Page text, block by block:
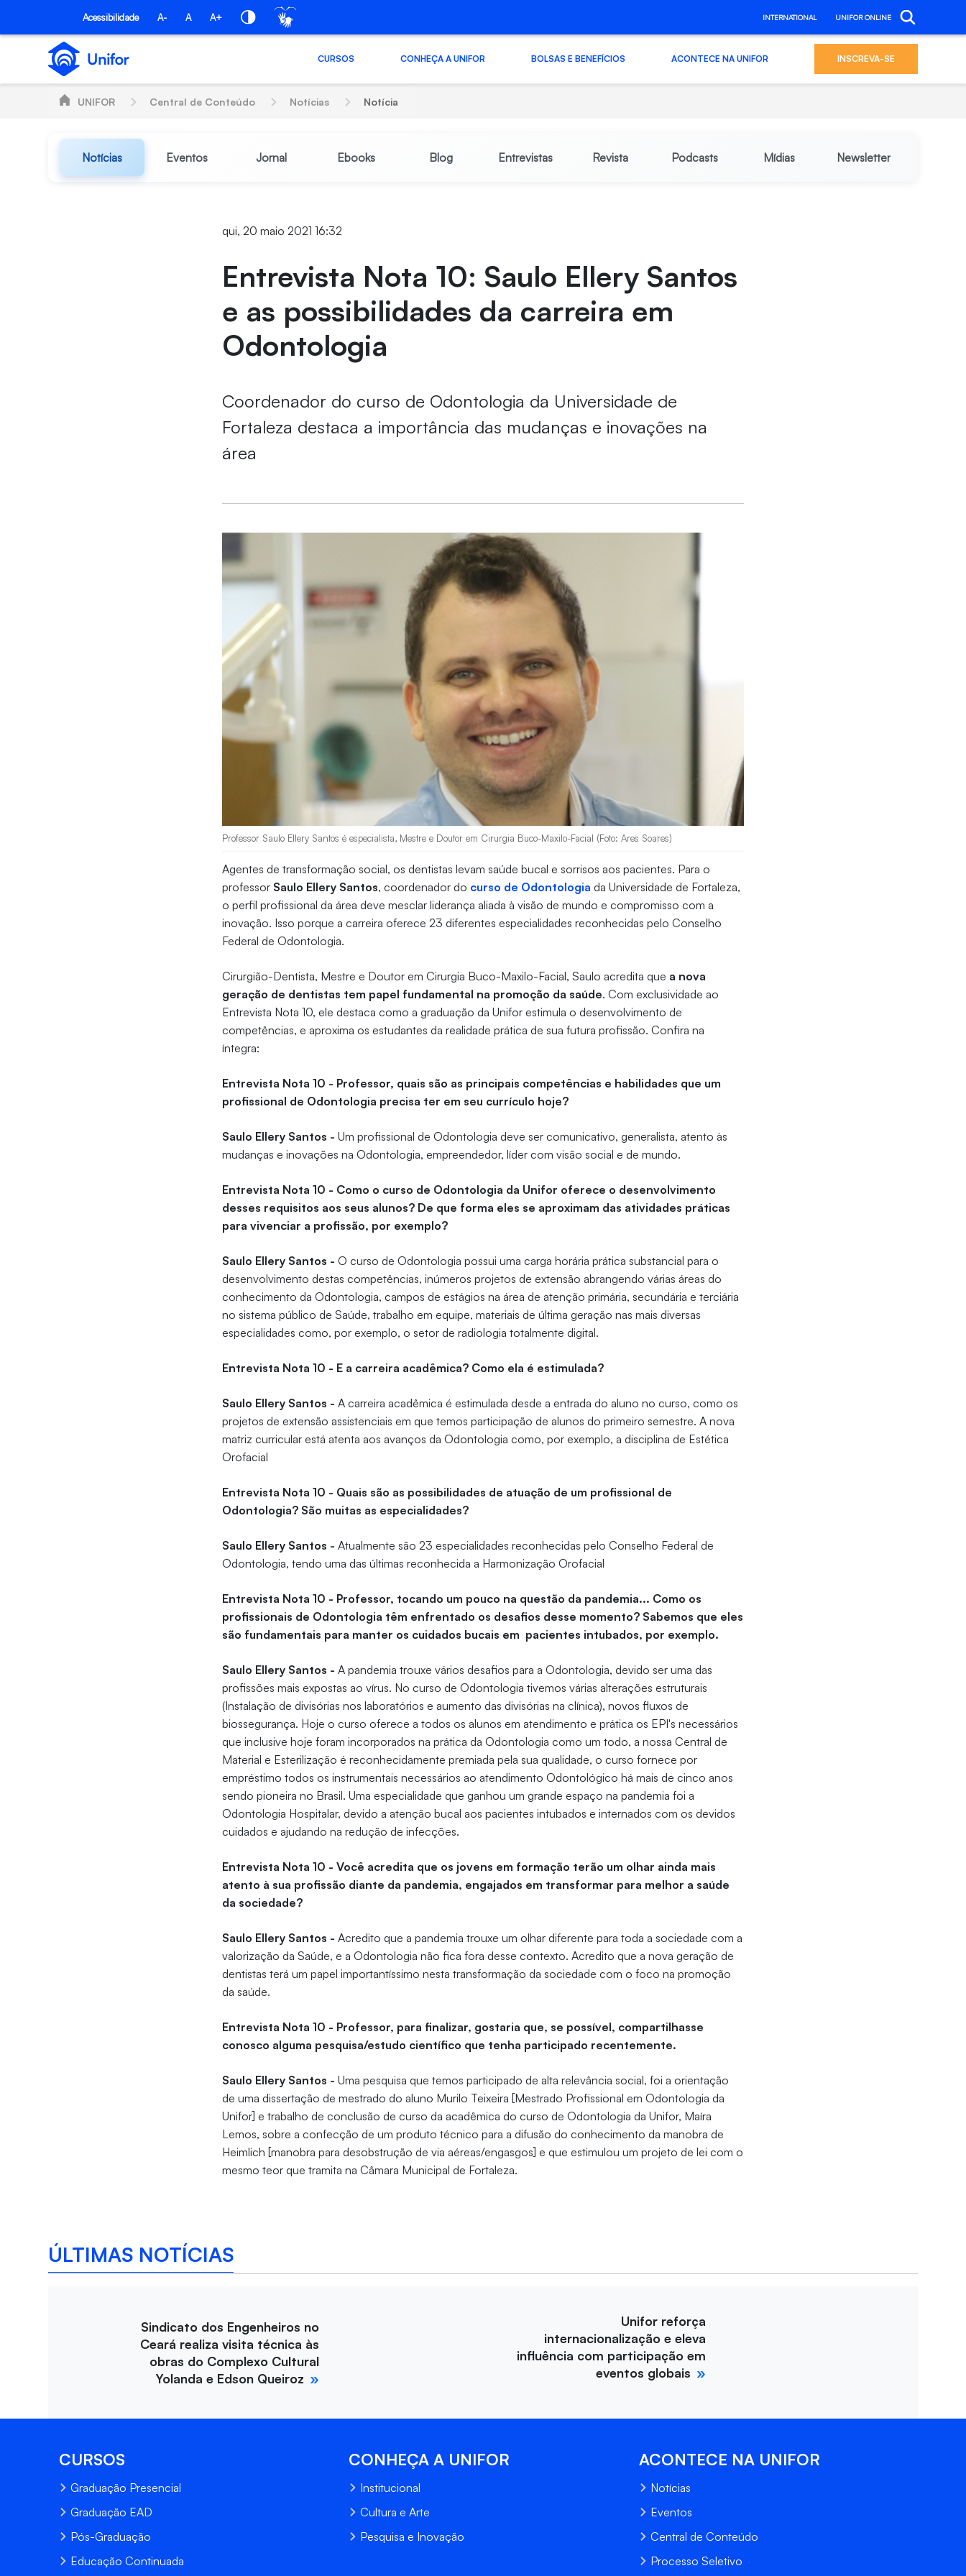
Pular para o Conteúdo principal
Acessibilidade A- A A+ INTERNATIONAL UNIFOR ONLINE
CURSOS CONHEÇA A UNIFOR BOLSAS E BENEFÍCIOS ACONTECE NA UNIFOR INSCREVA-SE
UNIFOR Central de Conteúdo Notícias Notícia
Notícias Eventos Jornal Ebooks Blog Entrevistas Revista Podcasts Mídias Newsletter
qui, 20 maio 2021 16:32
Entrevista Nota 10: Saulo Ellery Santos
e as possibilidades da carreira em
Odontologia
Coordenador do curso de Odontologia da Universidade de
Fortaleza destaca a importância das mudanças e inovações na
área
Professor Saulo Ellery Santos é especialista, Mestre e Doutor em Cirurgia Buco-Maxilo-Facial (Foto: Ares Soares)
Agentes de transformação social, os dentistas levam saúde bucal e sorrisos aos pacientes. Para o
professor Saulo Ellery Santos, coordenador do curso de Odontologia da Universidade de Fortaleza,
o perfil profissional da área deve mesclar liderança aliada à visão de mundo e compromisso com a
inovação. Isso porque a carreira oferece 23 diferentes especialidades reconhecidas pelo Conselho
Federal de Odontologia.
Cirurgião-Dentista, Mestre e Doutor em Cirurgia Buco-Maxilo-Facial, Saulo acredita que a nova
geração de dentistas tem papel fundamental na promoção da saúde. Com exclusividade ao
Entrevista Nota 10, ele destaca como a graduação da Unifor estimula o desenvolvimento de
competências, e aproxima os estudantes da realidade prática de sua futura profissão. Confira na
íntegra:
Entrevista Nota 10 - Professor, quais são as principais competências e habilidades que um
profissional de Odontologia precisa ter em seu currículo hoje?
Saulo Ellery Santos -Um profissional de Odontologia deve ser comunicativo, generalista, atento às
mudanças e inovações na Odontologia, empreendedor, líder com visão social e de mundo.
Entrevista Nota 10 - Como o curso de Odontologia da Unifor oferece o desenvolvimento
desses requisitos aos seus alunos? De que forma eles se aproximam das atividades práticas
para vivenciar a profissão, por exemplo?
Saulo Ellery Santos -O curso de Odontologia possui uma carga horária prática substancial para o
desenvolvimento destas competências, inúmeros projetos de extensão abrangendo várias áreas do
conhecimento da Odontologia, campos de estágios na área de atenção primária, secundária e terciária
no sistema público de Saúde, trabalho em equipe, materiais de última geração nas mais diversas
especialidades como, por exemplo, o setor de radiologia totalmente digital.
Entrevista Nota 10 - E a carreira acadêmica? Como ela é estimulada?
Saulo Ellery Santos - A carreira acadêmica é estimulada desde a entrada do aluno no curso, como os
projetos de extensão assistenciais em que temos participação de alunos do primeiro semestre. A nova
matriz curricular está atenta aos avanços da Odontologia como, por exemplo, a disciplina de Estética
Orofacial
Entrevista Nota 10 - Quais são as possibilidades de atuação de um profissional de
Odontologia? São muitas as especialidades?
Saulo Ellery Santos - Atualmente são 23 especialidades reconhecidas pelo Conselho Federal de
Odontologia, tendo uma das últimas reconhecida a Harmonização Orofacial
Entrevista Nota 10 - Professor, tocando um pouco na questão da pandemia... Como os
profissionais de Odontologia têm enfrentado os desafios desse momento? Sabemos que eles
são fundamentais para manter os cuidados bucais em pacientes intubados, por exemplo.
Saulo Ellery Santos -A pandemia trouxe vários desafios para a Odontologia, devido ser uma das
profissões mais expostas ao vírus. No curso de Odontologia tivemos várias alterações estruturais
(Instalação de divisórias nos laboratórios e aumento das divisórias na clínica), novos fluxos de
biossegurança. Hoje o curso oferece a todos os alunos em atendimento e prática os EPI's necessários
que inclusive hoje foram incorporados na prática da Odontologia como um todo, a nossa Central de
Material e Esterilização é reconhecidamente premiada pela sua qualidade, o curso fornece por
empréstimo todos os instrumentais necessários ao atendimento Odontológico há mais de cinco anos
sendo pioneira no Brasil. Uma especialidade que ganhou um grande espaço na pandemia foi a
Odontologia Hospitalar, devido a atenção bucal aos pacientes intubados e internados com os devidos
cuidados e ajudando na redução de infecções.
Entrevista Nota 10 - Você acredita que os jovens em formação terão um olhar ainda mais
atento à sua profissão diante da pandemia, engajados em transformar para melhor a saúde
da sociedade?
Saulo Ellery Santos - Acredito que a pandemia trouxe um olhar diferente para toda a sociedade com a
valorização da Saúde, e a Odontologia não fica fora desse contexto. Acredito que a nova geração de
dentistas terá um papel importantíssimo nesta transformação da sociedade com o foco na promoção
da saúde.
Entrevista Nota 10 - Professor, para finalizar, gostaria que, se possível, compartilhasse
conosco alguma pesquisa/estudo científico que tenha participado recentemente.
Saulo Ellery Santos - Uma pesquisa que temos participado de alta relevância social, foi a orientação
de uma dissertação de mestrado do aluno Murilo Teixeira [Mestrado Profissional em Odontologia da
Unifor] e trabalho de conclusão de curso da acadêmica do curso de Odontologia da Unifor, Maíra
Lemos, sobre a confecção de um produto técnico para a difusão do conhecimento da manobra de
Heimlich [manobra para desobstrução de via aéreas/engasgos] e que estimulou um projeto de lei com o
mesmo teor que tramita na Câmara Municipal de Fortaleza.
ÚLTIMAS NOTÍCIAS
Sindicato dos Engenheiros no
Ceará realiza visita técnica às
obras do Complexo Cultural
Yolanda e Edson Queiroz
Unifor reforça
internacionalização e eleva
influência com participação em
eventos globais
CURSOS
Graduação Presencial
Graduação EAD
Pós-Graduação
Educação Continuada
CONHEÇA A UNIFOR
Institucional
Cultura e Arte
Pesquisa e Inovação
ACONTECE NA UNIFOR
Notícias
Eventos
Central de Conteúdo
Processo Seletivo